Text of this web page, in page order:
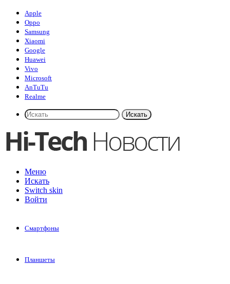
Apple
Oppo
Samsung
Xiaomi
Google
Huawei
Vivo
Microsoft
AnTuTu
Realme
Искать
Меню
Искать
Switch skin
Войти
Смартфоны
Планшеты